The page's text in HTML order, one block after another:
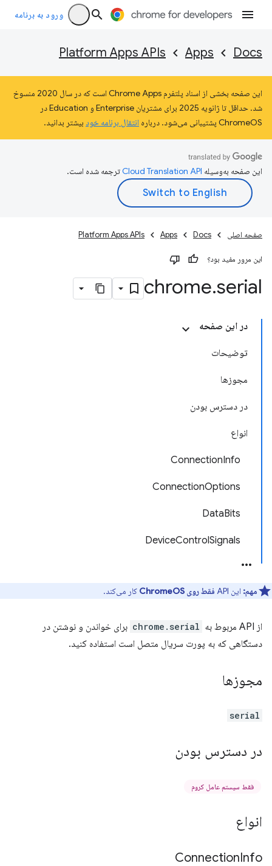
ورود به برنامه
Docs
Apps
Platform Apps APIs
این صفحه بخشی از اسناد پلتفرم Chrome Apps است که در سال 2020 منسوخ
شد. حداقل تا ژانویه 2025 برای مشتریان Enterprise و Education در
ChromeOS پشتیبانی می‌شود. درباره
انتقال برنامه خود بیشتر بدانید.
این صفحه به‌وسیله ترجمه شده است.
صفحه اصلی Docs
Apps
Platform Apps APIs
این مرور مفید بود؟
chrome.serial
در این صفحه
توضیحات
مجوزها
در دسترس بودن
انواع
ConnectionInfo
ConnectionOptions
DataBits
DeviceControlSignals
مهم: این API فقط روی ChromeOS کار می‌کند.
از API مربوط به chrome.serial برای خواندن و نوشتن در
دستگاهی که به پورت سریال متصل است استفاده کنید.
مجوزها
serial
در دسترس بودن
فقط سیستم عامل کروم
انواع
ConnectionInfo